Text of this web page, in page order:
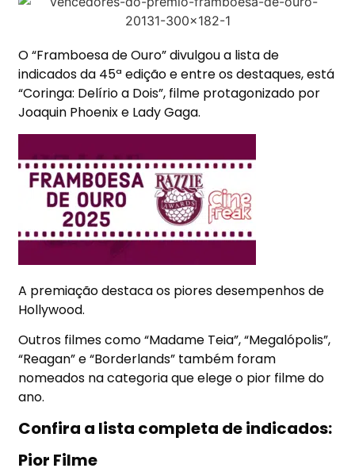
O “Framboesa de Ouro” divulgou a lista de
indicados da 45ª edição e entre os destaques, está
“Coringa: Delírio a Dois”, filme protagonizado por
Joaquin Phoenix e Lady Gaga.
A premiação destaca os piores desempenhos de
Hollywood.
Outros filmes como “Madame Teia”, “Megalópolis”,
“Reagan” e “Borderlands” também foram
nomeados na categoria que elege o pior filme do
ano.
Confira a lista completa de indicados:
Pior Filme